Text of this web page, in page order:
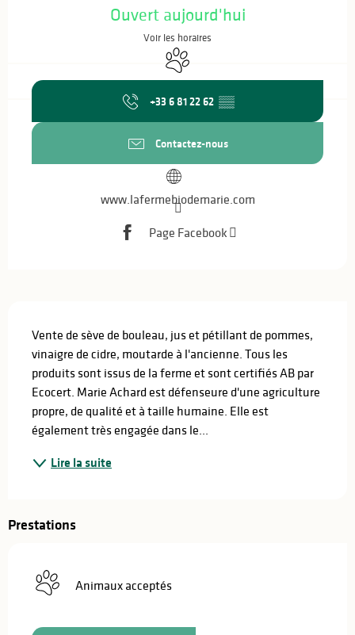
Ouvert aujourd'hui
Voir les horaires
Animaux acceptés
+33 6 81 22 62 ▒▒
Contactez-nous
www.lafermebiodemarie.com
Page Facebook
Vente de sève de bouleau, jus et pétillant de pommes,
vinaigre de cidre, moutarde à l'ancienne. Tous les
produits sont issus de la ferme et sont certifiés AB par
Ecocert. Marie Achard est défenseure d'une agriculture
propre, de qualité et à taille humaine. Elle est
également très engagée dans le...
Lire la suite
Prestations
Animaux acceptés